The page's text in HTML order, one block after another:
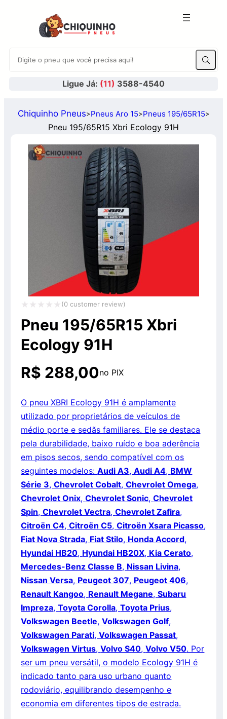
Ligue Já: (11) 3588-4540
Chiquinho Pneus>Pneus Aro 15>Pneus 195/65R15>
Pneu 195/65R15 Xbri Ecology 91H
Avaliação
0
de
(0 customer review)
Pneu 195/65R15 Xbri
Ecology 91H
R$ 288,00no PIX
O pneu XBRI Ecology 91H é amplamente
utilizado por proprietários de veículos de
médio porte e sedãs familiares. Ele se destaca
pela durabilidade, baixo ruído e boa aderência
em pisos secos, sendo compatível com os
seguintes modelos:Audi A3,Audi A4, BMW
Série 3,Chevrolet Cobalt,Chevrolet Omega,
Chevrolet Onix,Chevrolet Sonic,Chevrolet
Spin,Chevrolet Vectra,Chevrolet Zafira,
Citroën C4,Citroën C5,Citroën Xsara Picasso,
Fiat Nova Strada, Fiat Stilo, Honda Accord,
Hyundai HB20, Hyundai HB20X, Kia Cerato,
Mercedes-Benz Classe B, Nissan Livina,
Nissan Versa, Peugeot 307, Peugeot 406,
Renault Kangoo, Renault Megane,Subaru
Impreza,Toyota Corolla,Toyota Prius,
Volkswagen Beetle,Volkswagen Golf,
Volkswagen Parati,Volkswagen Passat,
Volkswagen Virtus,Volvo S40,Volvo V50. Por
ser um pneu versátil, o modelo Ecology 91H é
indicado tanto para uso urbano quanto
rodoviário, equilibrando desempenho e
economia em diferentes tipos de estrada.